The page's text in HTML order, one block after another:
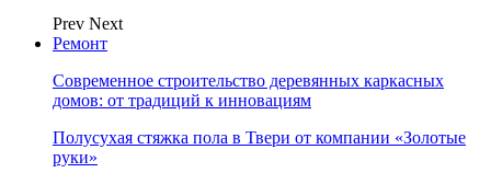
Prev Next
Ремонт
Современное строительство деревянных каркасных
домов: от традиций к инновациям
Полусухая стяжка пола в Твери от компании «Золотые
руки»